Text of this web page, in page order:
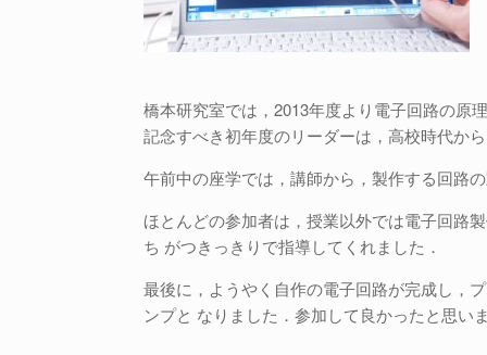
橋本研究室では，2013年度より電子回路の原
記念すべき初年度のリーダーは，高校時代か
午前中の座学では，講師から，製作する回路
ほとんどの参加者は，授業以外では電子回路
ち がつきっきりで指導してくれました．
最後に，ようやく自作の電子回路が完成し，
ンプと なりました．参加して良かったと思い